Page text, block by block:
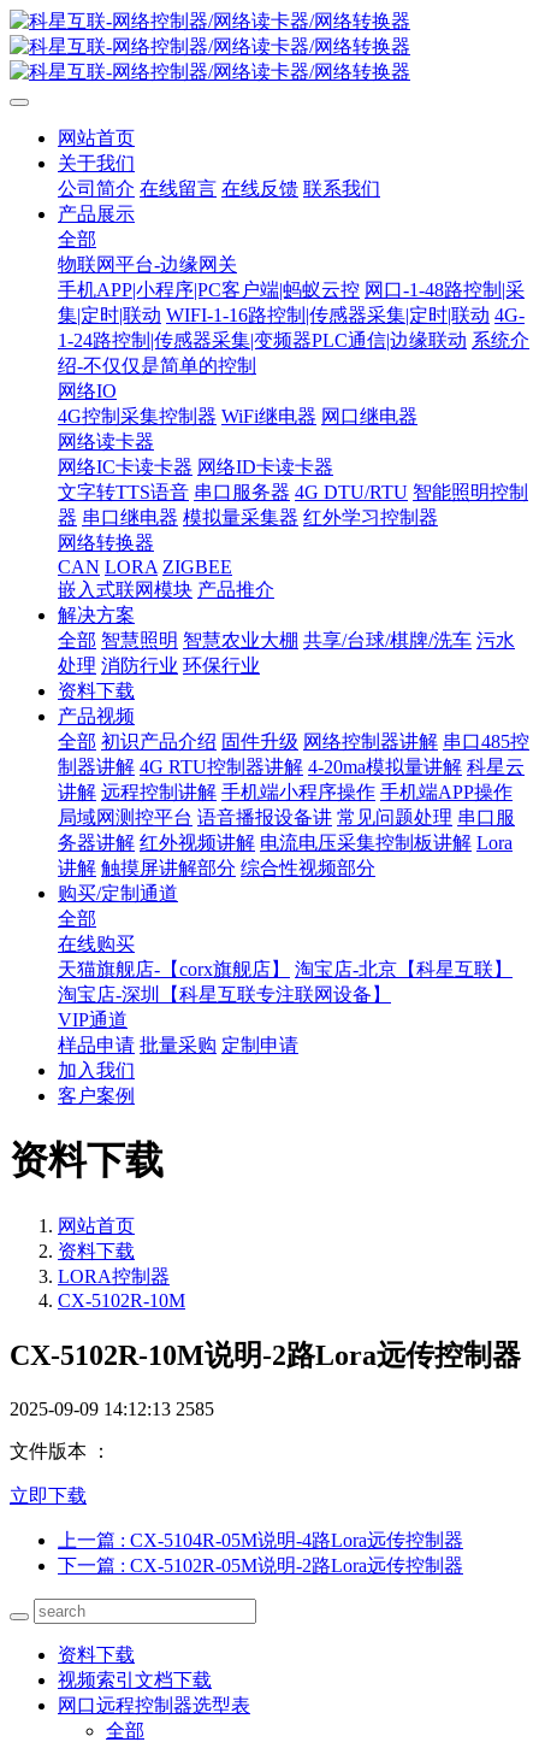
网站首页
关于我们
公司简介 在线留言 在线反馈 联系我们
产品展示
全部
物联网平台-边缘网关
手机APP|小程序|PC客户端|蚂蚁云控 网口-1-48路控制|采
集|定时|联动 WIFI-1-16路控制|传感器采集|定时|联动 4G-
1-24路控制|传感器采集|变频器PLC通信|边缘联动 系统介
绍-不仅仅是简单的控制
网络IO
4G控制采集控制器 WiFi继电器 网口继电器
网络读卡器
网络IC卡读卡器 网络ID卡读卡器
文字转TTS语音 串口服务器 4G DTU/RTU 智能照明控制
器 串口继电器 模拟量采集器 红外学习控制器
网络转换器
CAN LORA ZIGBEE
嵌入式联网模块 产品推介
解决方案
全部 智慧照明 智慧农业大棚 共享/台球/棋牌/洗车 污水
处理 消防行业 环保行业
资料下载
产品视频
全部 初识产品介绍 固件升级 网络控制器讲解 串口485控
制器讲解 4G RTU控制器讲解 4-20ma模拟量讲解 科星云
讲解 远程控制讲解 手机端小程序操作 手机端APP操作
局域网测控平台 语音播报设备讲 常见问题处理 串口服
务器讲解 红外视频讲解 电流电压采集控制板讲解 Lora
讲解 触摸屏讲解部分 综合性视频部分
购买/定制通道
全部
在线购买
天猫旗舰店-【corx旗舰店】
淘宝店-北京【科星互联】
淘宝店-深圳【科星互联专注联网设备】
VIP通道
样品申请 批量采购 定制申请
加入我们
客户案例
资料下载
网站首页
资料下载
LORA控制器
CX-5102R-10M
CX-5102R-10M说明-2路Lora远传控制器
2025-09-09 14:12:13 2585
文件版本 ：
立即下载
上一篇 : CX-5104R-05M说明-4路Lora远传控制器
下一篇 : CX-5102R-05M说明-2路Lora远传控制器
资料下载
视频索引文档下载
网口远程控制器选型表
全部